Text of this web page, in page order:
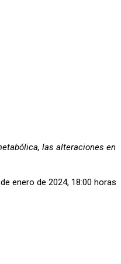
las alteraciones en
enero de 2024, 18:00 horas